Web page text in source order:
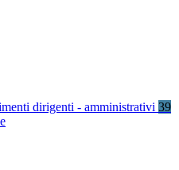
dirigenti - amministrativi 39